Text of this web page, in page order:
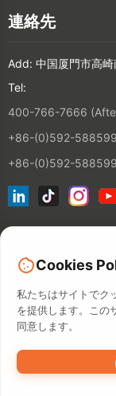
連絡先
Add: 中国厦門市高
Tel:
400-766-7666
+86-(0)592-
+86-(0)592-
©2026 XIAMEN
Cookies
私たちはサイトでク
を提供します。この
同意します。